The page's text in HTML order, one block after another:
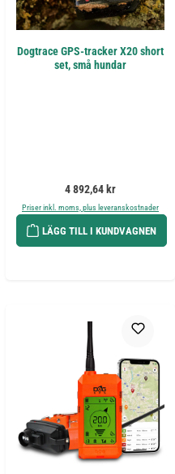
Dogtrace GPS-tracker X20 short
set, små hundar
Ordinarie pris:
4 892,64 kr
Priser inkl. moms, plus leveranskostnader
LÄGG TILL I KUNDVAGNEN